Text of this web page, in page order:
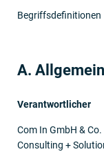
Begriffsdefinitionen
A.
Verantwortlicher
Com In GmbH & Co.
Consulting +